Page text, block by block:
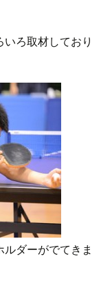
ろ取材しており
ダーがでてきま